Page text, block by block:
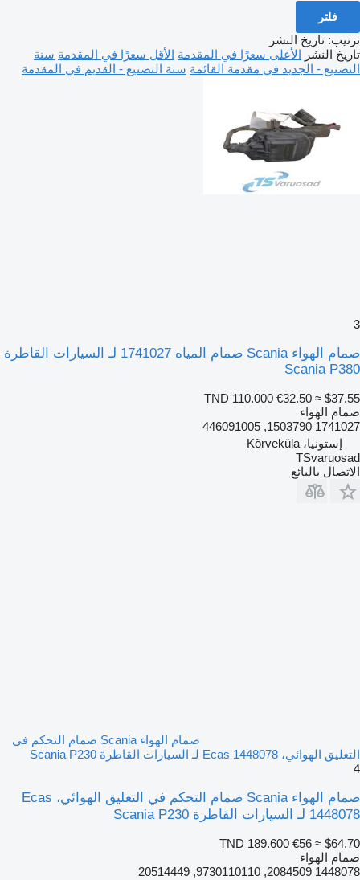
فلتر
ترتيب: تاريخ النشر
تاريخ النشر الأعلى سعرًا في المقدمة الأقل سعرًا في المقدمة سنة
التصنيع - الجديد في مقدمة القائمة سنة التصنيع - القديم في المقدمة
3
صمام الهواء Scania صمام المياه 1741027 لـ السيارات القاطرة
Scania P380
TND 110.000 €32.50 ≈ $37.55
صمام الهواء
1741027 1503790, 446091005
إستونيا، Kõrveküla
TSvaruosad
الاتصال بالبائع
صمام الهواء Scania صمام التحكم في
التعليق الهوائي، Ecas 1448078 لـ السيارات القاطرة Scania P230
4
صمام الهواء Scania صمام التحكم في التعليق الهوائي، Ecas
1448078 لـ السيارات القاطرة Scania P230
TND 189.600 €56 ≈ $64.70
صمام الهواء
1448078 2084509, 9730110110, 20514449